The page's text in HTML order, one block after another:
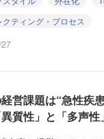
クティング・プロセス
営課題は“急性疾
質性」と「多声性